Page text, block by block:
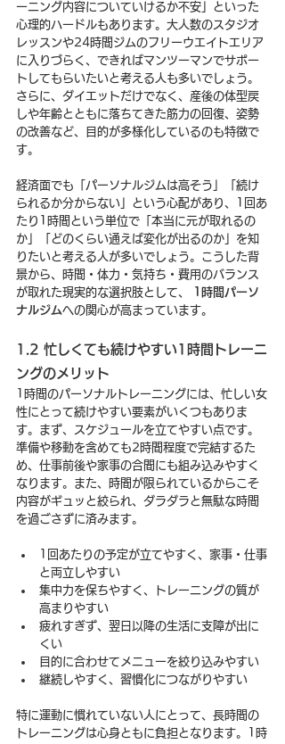
ーニング内容についていけるか不安」といった
心理的ハードルもあります。大人数のスタジオ
レッスンや24時間ジムのフリーウエイトエリア
に入りづらく、できればマンツーマンでサポー
トしてもらいたいと考える人も多いでしょう。
さらに、ダイエットだけでなく、産後の体型戻
しや年齢とともに落ちてきた筋力の回復、姿勢
の改善など、目的が多様化しているのも特徴で
す。
経済面でも「パーソナルジムは高そう」「続け
られるか分からない」という心配があり、1回あ
たり1時間という単位で「本当に元が取れるの
か」「どのくらい通えば変化が出るのか」を知
りたいと考える人が多いでしょう。こうした背
景から、時間・体力・気持ち・費用のバランス
が取れた現実的な選択肢として、
1時間パーソ
ナルジムへの関心が高まっています。
1.2 忙しくても続けやすい1時間トレーニ
ングのメリット
1時間のパーソナルトレーニングには、忙しい女
性にとって続けやすい要素がいくつもありま
す。まず、スケジュールを立てやすい点です。
準備や移動を含めても2時間程度で完結するた
め、仕事前後や家事の合間にも組み込みやすく
なります。また、時間が限られているからこそ
内容がギュッと絞られ、ダラダラと無駄な時間
を過ごさずに済みます。
1回あたりの予定が立てやすく、家事・仕事
と両立しやすい
集中力を保ちやすく、トレーニングの質が
高まりやすい
疲れすぎず、翌日以降の生活に支障が出に
くい
目的に合わせてメニューを絞り込みやすい
継続しやすく、習慣化につながりやすい
特に運動に慣れていない人にとって、長時間の
トレーニングは心身ともに負担となります。1時